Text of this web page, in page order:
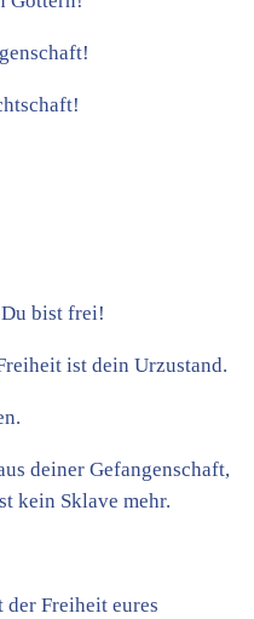
bist frei!
ist dein Urzustand.
deiner Gefangenschaft,
kein Sklave mehr.
der Freiheit eures